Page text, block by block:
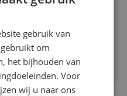
iets voor jou!
gebruik van
om
het bijhouden van
Voor
wij u naar ons